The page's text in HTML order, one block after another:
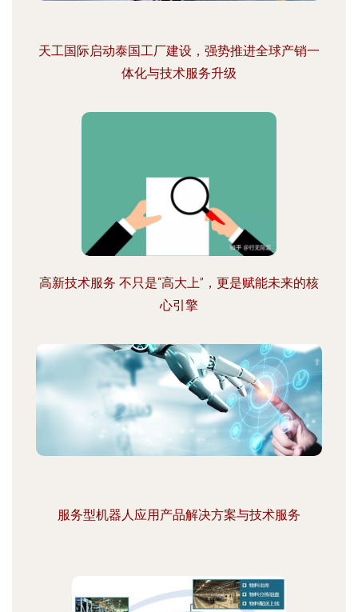
天工国际启动泰国工厂建设，强势推进全球产销一
体化与技术服务升级
高新技术服务 不只是“高大上”，更是赋能未来的核
心引擎
服务型机器人应用产品解决方案与技术服务